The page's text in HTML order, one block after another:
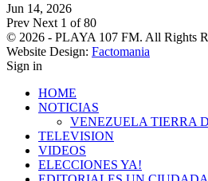
Jun 14, 2026
Prev Next 1 of 80
© 2026 - PLAYA 107 FM. All Rights
Website Design: Factomania
Sign in
HOME
NOTICIAS
VENEZUELA TIERRA
TELEVISION
VIDEOS
ELECCIONES YA!